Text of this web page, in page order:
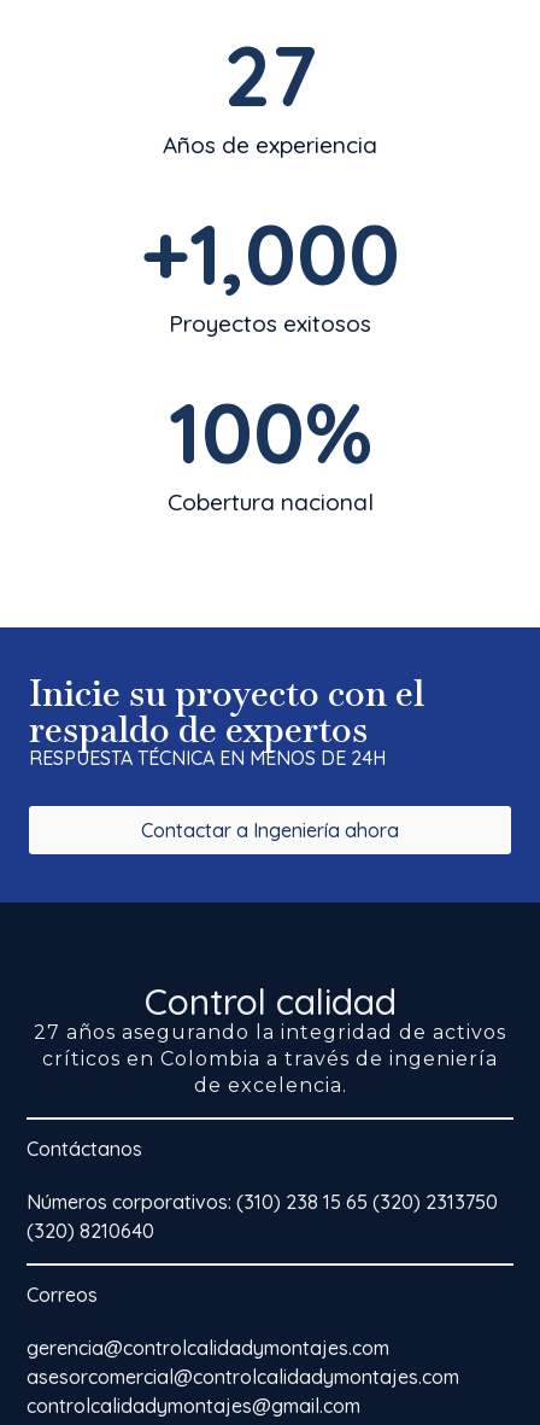
Años de experiencia
27
Proyectos exitosos
+1,000
Cobertura nacional
100%
Inicie su proyecto con el
respaldo de expertos
RESPUESTA TÉCNICA EN MENOS DE 24H
Contactar a Ingeniería ahora
Control calidad
27 años asegurando la integridad de activos
críticos en Colombia a través de ingeniería
de excelencia.
Contáctanos
Números corporativos: (310) 238 15 65 (320) 2313750
(320) 8210640
Correos
gerencia@controlcalidadymontajes.com
asesorcomercial@controlcalidadymontajes.com
controlcalidadymontajes@gmail.com